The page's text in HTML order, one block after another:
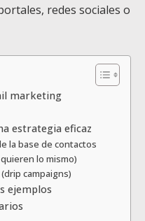
redes sociales o
marketing
estrategia eficaz
la base de contactos
lo mismo)
campaigns)
ejemplos